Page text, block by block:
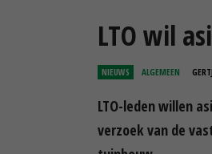
LTO wil
NIEUWS ALGEMEEN
LTO-leden willen
verzoek van de